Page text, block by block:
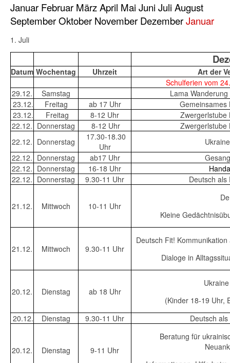
Januar Februar MärzApril Mai Juni Juli August
SeptemberOktober November DezemberJanuar
1. Juli
Datum Wochentag Uhrzeit
Art der
Schulferien vom
29.12.
Samstag
Lama
23.12.
Freitag ab 17 Uhr
Gemeinsames
23.12.
Freitag 8-12 Uhr
22.12. Donnerstag 8-12 Uhr
22.12. Donnerstag
17.30-18.30
Uhr
22.12. Donnerstag ab17 Uhr
22.12. Donnerstag 16-18 Uhr
22.12. Donnerstag 9.30-11 Uhr Deutsch
21.12. Mittwoch 10-11 Uhr
Kleine
21.12. Mittwoch 9.30-11 Uhr
Deutsch Fit!
Dialoge in
20.12. Dienstag ab 18 Uhr
(Kinder 18-19 Uhr,
20.12.
Dienstag 9.30-11 Uhr Deutsch
20.12. Dienstag 9-11 Uhr
Beratung für